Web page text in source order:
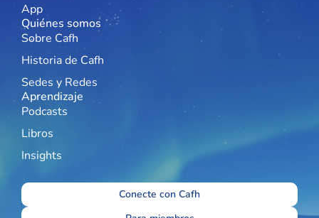
App
Quiénes somos
Sobre Cafh
Historia de Cafh
Sedes y Redes
Aprendizaje
Podcasts
Libros
Insights
Conecte con Cafh